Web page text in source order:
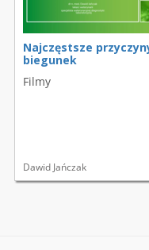
Najczęstsze
biegunek
Filmy
Dawid Jańczak